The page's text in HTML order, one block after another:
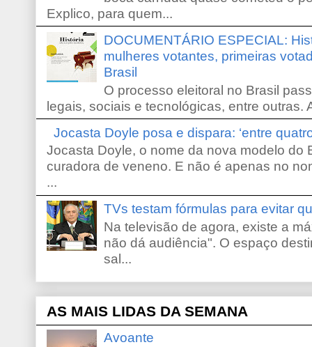
Explico, para quem...
DOCUMENTÁRIO ESPECIAL:
mulheres votantes, primeiras
Brasil
O processo eleitoral no Brasil
legais, sociais e tecnológicas, entre outras.
Jocasta Doyle posa e dispara: ‘entre
Jocasta Doyle, o nome da nova modelo do
curadora de veneno. E não é apenas no
...
TVs testam fórmulas para evitar
Na televisão de agora, existe a
não dá audiência". O espaço
sal...
AS MAIS LIDAS DA SEMANA
Avoante